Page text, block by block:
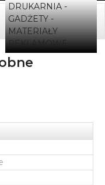
DRUKARNIA -
GADŻETY -
MATERIAŁY
REKLAMOWE